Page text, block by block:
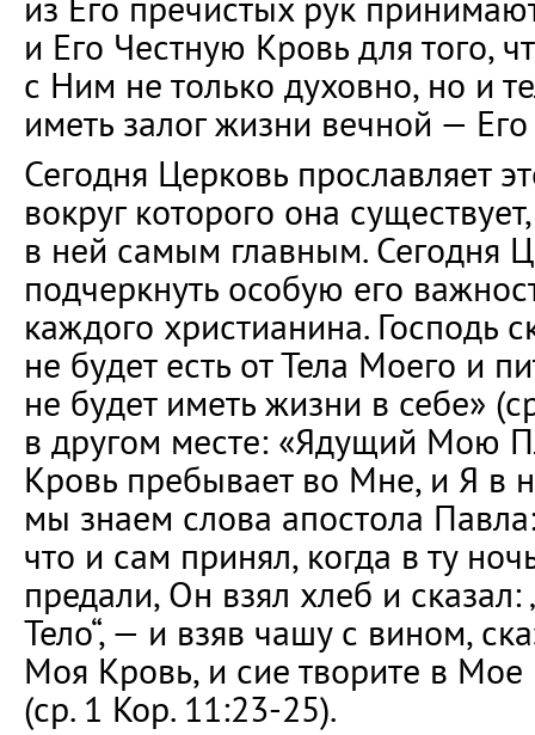
и Его Честную Кровь для того,
с Ним не только духовно, но и
иметь залог жизни вечной —
Сегодня Церковь прославляет
вокруг которого она
в ней самым главным. Сегодня
подчеркнуть особую его
каждого христианина. Господь
не будет есть от Тела Моего и
не будет иметь жизни в себе»
в другом месте: «Ядущий Мою
Кровь пребывает во Мне, и Я в
мы знаем слова апостола
что и сам принял, когда в ту
предали, Он взял хлеб и
Тело“, — и взяв чашу с вином,
Моя Кровь, и сие творите в Мое
(ср. 1 Кор. 11:23-25).